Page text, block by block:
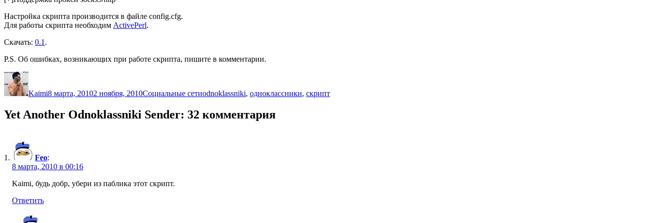
Настройка скрипта производится в файле config.cfg.
Для работы скрипта необходим ActivePerl.
Скачать: 0.1 .
P.S. Об ошибках, возникающих при работе скрипта, пишите в комментарии.
Автор
Kaimi8 марта, 20102 ноября, 2010Социальные сетиodnoklassniki, одноклассники, скрипт
Yet Another Odnoklassniki Sender: 32 комментария
Feo:
8 марта, 2010 в 00:16
Kaimi, будь добр, убери из паблика этот скрипт.
Ответить